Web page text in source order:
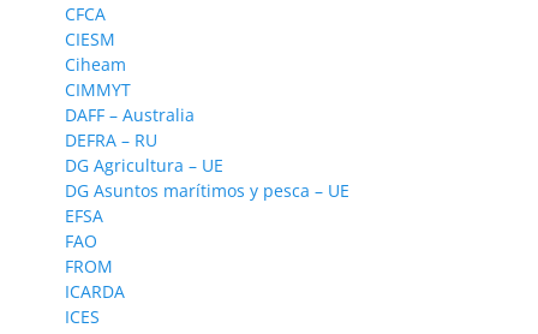
CFCA
CIESM
Ciheam
CIMMYT
DAFF – Australia
DEFRA – RU
DG Agricultura – UE
DG Asuntos marítimos y pesca – UE
EFSA
FAO
FROM
ICARDA
ICES